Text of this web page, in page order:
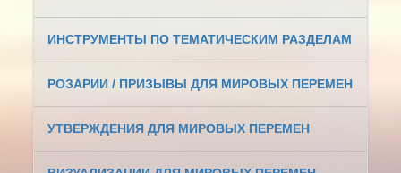
ИНСТРУМЕНТЫ ПО ТЕМАТИЧЕСКИМ РАЗДЕЛАМ
РОЗАРИИ / ПРИЗЫВЫ ДЛЯ МИРОВЫХ ПЕРЕМЕН
УТВЕРЖДЕНИЯ ДЛЯ МИРОВЫХ ПЕРЕМЕН